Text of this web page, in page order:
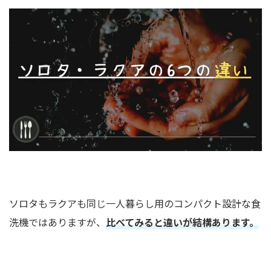
ソロタもラクアも同じ一人暮らし用のコンパクト設計な食
洗機ではありますが、 比べてみると違いが結構あります。